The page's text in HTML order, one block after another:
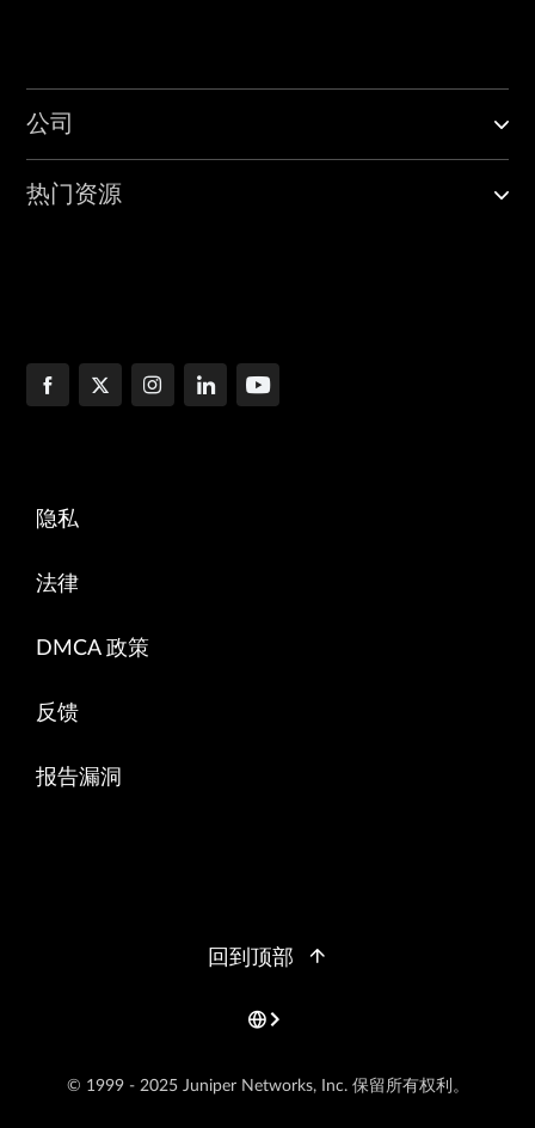
公司
热门资源
隐私
法律
DMCA 政策
反馈
报告漏洞
© 1999 - 2025 Juniper Networks, Inc. 保留所有权利。
回到顶部